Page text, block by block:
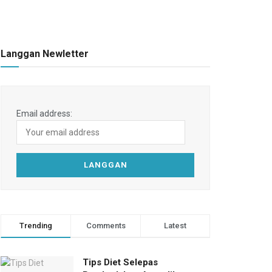
Langgan Newletter
Email address:
Trending Comments Latest
Tips Diet Selepas